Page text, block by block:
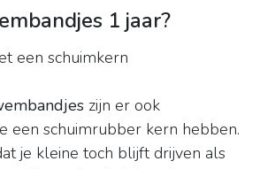
1 jaar?
een schuimkern
zijn er ook
een schuimrubber kern hebben.
je kleine toch blijft drijven als